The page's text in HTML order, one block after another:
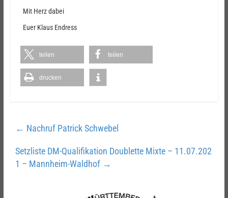
Mit Herz dabei
Euer Klaus Endress
teilen teilen
drucken
← Nachruf Patrick Schwebel
Setzliste DM-Qualifikation Doublette Mixte – 11.07.202
1 – Mannheim-Waldhof →